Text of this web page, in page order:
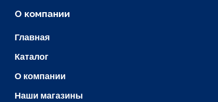
О компании
Главная
Каталог
О компании
Наши магазины